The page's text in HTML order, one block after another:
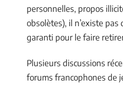
personnelles, propos
obsolètes), il n’existe pas
garanti pour le faire
Plusieurs discussions
forums francophones de